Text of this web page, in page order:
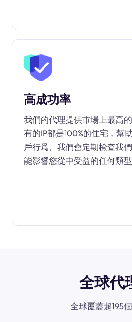
高成功率
我們的代理提供市場上最高
有的IP都是100%的住宅，幫
戶行爲。我們會定期檢查我
能影響您從中受益的任何類型
全球代
全球覆蓋超195